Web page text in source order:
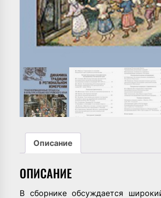
Описание
ОПИСАНИЕ
В сборнике обсуждается